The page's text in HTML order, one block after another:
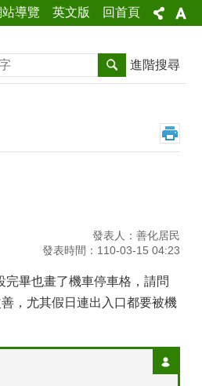
導覽 英文版 回首頁
搜尋 進階搜尋
發表人：善化居民
發表時間：110-03-15 04:23
畢也畫了機車停車格，請問
，尤其假日連出入口都要被機